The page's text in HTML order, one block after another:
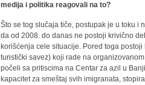
medija i politika reagovali na to?
Što se tog slučaja tiče, postupak je u toku i
da od 2008. do danas ne postoji krivično
korišćenja cele situacije. Pored toga
turistički savez) koji rade na
počeli sa pritiscima na Centar za azil u
kapacitet za smeštaj svih imigranata,